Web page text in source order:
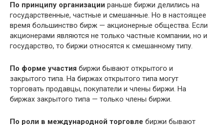
По принципу организации раньше биржи делились на
государственные, частные и смешанные. Но в настоящее
время большинство бирж — акционерные общества. Если
акционерами являются не только частные компании, но и
государство, то биржи относятся к смешанному типу.
По форме участия биржи бывают открытого и
закрытого типа. На биржах открытого типа могут
торговать продавцы, покупатели и члены биржи. На
биржах закрытого типа — только члены биржи.
По роли в международной торговле биржи бывают